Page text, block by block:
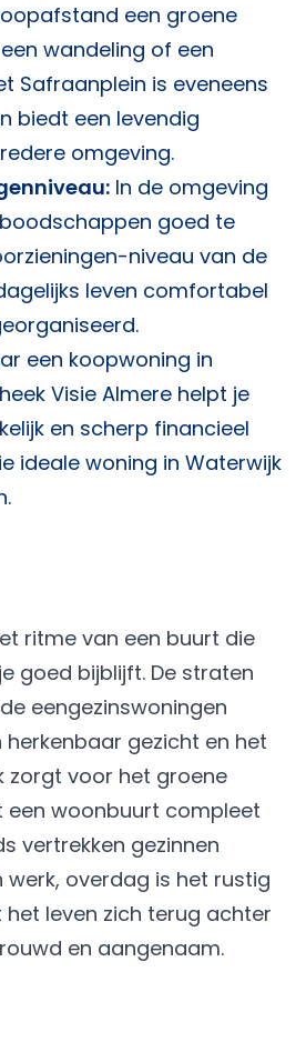
een groene
wandeling of een
Safraanplein is eveneens
biedt een levendig
omgeving.
In de omgeving
goed te
niveau van de
leven comfortabel
een koopwoning in
Visie Almere helpt je
en scherp financieel
ideale woning in Waterwijk
ritme van een buurt die
goed bijblijft. De straten
eengezinswoningen
herkenbaar gezicht en het
zorgt voor het groene
woonbuurt compleet
vertrekken gezinnen
overdag is het rustig
leven zich terug achter
en aangenaam.